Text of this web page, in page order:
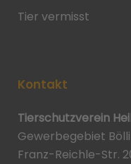
Tier vermisst
Kontakt
Tierschutzverein
Gewerbegebiet
Franz-Reichle-Str.